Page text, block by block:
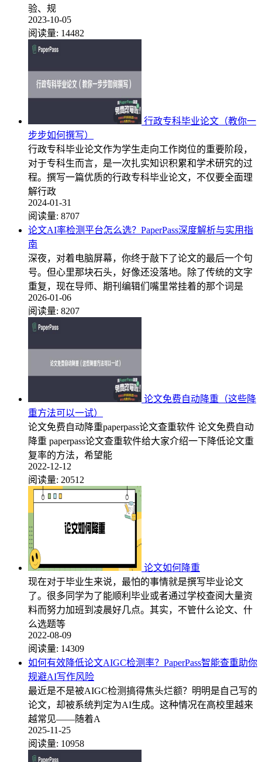
验、规
2023-10-05
阅读量: 14482
行政专科毕业论文（教你一
步步如何撰写）
行政专科毕业论文作为学生走向工作岗位的重要阶段，
对于专科生而言，是一次扎实知识积累和学术研究的过
程。撰写一篇优质的行政专科毕业论文，不仅要全面理
解行政
2024-01-31
阅读量: 8707
论文AI率检测平台怎么选？PaperPass深度解析与实用指
南
深夜，对着电脑屏幕，你终于敲下了论文的最后一个句
号。但心里那块石头，好像还没落地。除了传统的文字
重复，现在导师、期刊编辑们嘴里常挂着的那个词是
2026-01-06
阅读量: 8207
论文免费自动降重（这些降
重方法可以一试）
论文免费自动降重paperpass论文查重软件 论文免费自动
降重 paperpass论文查重软件给大家介绍一下降低论文重
复率的方法，希望能
2022-12-12
阅读量: 20512
论文如何降重
现在对于毕业生来说，最怕的事情就是撰写毕业论文
了。很多同学为了能顺利毕业或者通过学校查阅大量资
料而努力加班到凌晨好几点。其实，不管什么论文、什
么选题等
2022-08-09
阅读量: 14309
如何有效降低论文AIGC检测率？PaperPass智能查重助你
规避AI写作风险
最近是不是被AIGC检测搞得焦头烂额？明明是自己写的
论文，却被系统判定为AI生成。这种情况在高校里越来
越常见——随着A
2025-11-25
阅读量: 10958